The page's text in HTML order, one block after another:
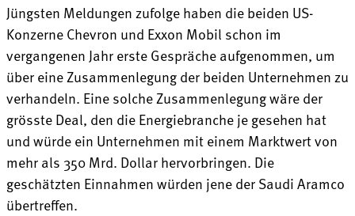
Jüngsten Meldungen zufolge haben die beiden US-
Konzerne Chevron und Exxon Mobil schon im
vergangenen Jahr erste Gespräche aufgenommen, um
über eine Zusammenlegung der beiden Unternehmen zu
verhandeln. Eine solche Zusammenlegung wäre der
grösste Deal, den die Energiebranche je gesehen hat
und würde ein Unternehmen mit einem Marktwert von
mehr als 350 Mrd. Dollar hervorbringen. Die
geschätzten Einnahmen würden jene der Saudi Aramco
übertreffen.